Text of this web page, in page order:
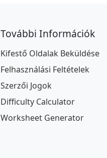
További Információk
Kifestő Oldalak Beküldése
Felhasználási Feltételek
Szerzői Jogok
Difficulty Calculator
Worksheet Generator